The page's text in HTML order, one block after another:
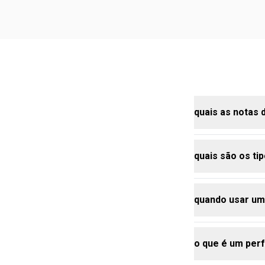
quais as notas
as notas do
da fragrância
quais são os
a linha
quando usar
o perfume
o que é um